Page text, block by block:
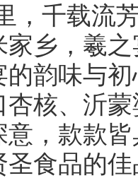
，千载流
乡，羲
的韵味与
核、沂
，款款
食品的